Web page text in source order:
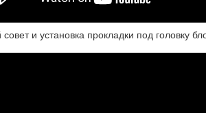
и установка прокладки под головку